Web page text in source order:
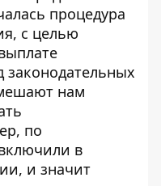
процедура
с целью
законодательных
нам
по
в
и значит